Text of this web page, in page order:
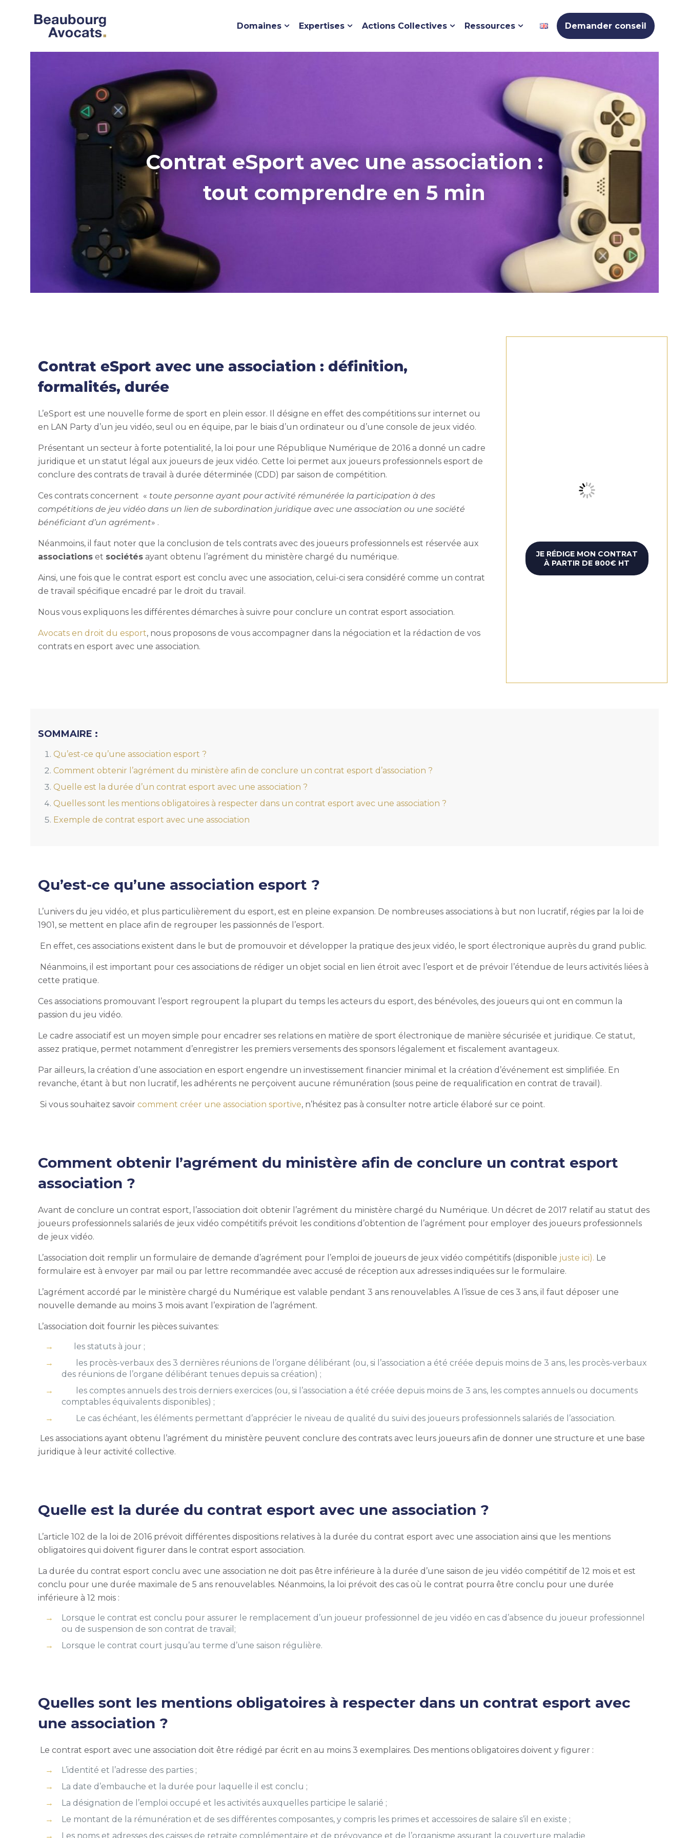
Domaines Expertises Actions Collectives Ressources Demander conseil
Contrat eSport avec une association :
tout comprendre en 5 min
Contrat eSport avec une association : définition,
formalités, durée
L’eSport est une nouvelle forme de sport en plein essor. Il désigne en effet des compétitions sur internet ou
en LAN Party d’un jeu vidéo, seul ou en équipe, par le biais d’un ordinateur ou d’une console de jeux vidéo.
Présentant un secteur à forte potentialité, la loi pour une République Numérique de 2016 a donné un cadre
juridique et un statut légal aux joueurs de jeux vidéo. Cette loi permet aux joueurs professionnels esport de
conclure des contrats de travail à durée déterminée (CDD) par saison de compétition.
Ces contrats concernent « toute personne ayant pour activité rémunérée la participation à des
compétitions de jeu vidéo dans un lien de subordination juridique avec une association ou une société
bénéficiant d’un agrément» .
Néanmoins, il faut noter que la conclusion de tels contrats avec des joueurs professionnels est réservée aux
associations et sociétés ayant obtenu l’agrément du ministère chargé du numérique.
Ainsi, une fois que le contrat esport est conclu avec une association, celui-ci sera considéré comme un contrat
de travail spécifique encadré par le droit du travail.
Nous vous expliquons les différentes démarches à suivre pour conclure un contrat esport association.
Avocats en droit du esport, nous proposons de vous accompagner dans la négociation et la rédaction de vos
contrats en esport avec une association.
JE RÉDIGE MON CONTRAT
À PARTIR DE 800€ HT
SOMMAIRE :
Qu’est-ce qu’une association esport ?
Comment obtenir l’agrément du ministère afin de conclure un contrat esport d’association ?
Quelle est la durée d’un contrat esport avec une association ?
Quelles sont les mentions obligatoires à respecter dans un contrat esport avec une association ?
Exemple de contrat esport avec une association
Qu’est-ce qu’une association esport ?
L’univers du jeu vidéo, et plus particulièrement du esport, est en pleine expansion. De nombreuses associations à but non lucratif, régies par la loi de
1901, se mettent en place afin de regrouper les passionnés de l’esport.
En effet, ces associations existent dans le but de promouvoir et développer la pratique des jeux vidéo, le sport électronique auprès du grand public.
Néanmoins, il est important pour ces associations de rédiger un objet social en lien étroit avec l’esport et de prévoir l’étendue de leurs activités liées à
cette pratique.
Ces associations promouvant l’esport regroupent la plupart du temps les acteurs du esport, des bénévoles, des joueurs qui ont en commun la
passion du jeu vidéo.
Le cadre associatif est un moyen simple pour encadrer ses relations en matière de sport électronique de manière sécurisée et juridique. Ce statut,
assez pratique, permet notamment d’enregistrer les premiers versements des sponsors légalement et fiscalement avantageux.
Par ailleurs, la création d’une association en esport engendre un investissement financier minimal et la création d’événement est simplifiée. En
revanche, étant à but non lucratif, les adhérents ne perçoivent aucune rémunération (sous peine de requalification en contrat de travail).
Si vous souhaitez savoircomment créer une association sportive, n’hésitez pas à consulter notre article élaboré sur ce point.
Comment obtenir l’agrément du ministère afin de conclure un contrat esport
association ?
Avant de conclure un contrat esport, l’association doit obtenir l’agrément du ministère chargé du Numérique. Un décret de 2017 relatif au statut des
joueurs professionnels salariés de jeux vidéo compétitifs prévoit les conditions d’obtention de l’agrément pour employer des joueurs professionnels
de jeux vidéo.
L’association doit remplir un formulaire de demande d’agrément pour l’emploi de joueurs de jeux vidéo compétitifs (disponible juste ici). Le
formulaire est à envoyer par mail ou par lettre recommandée avec accusé de réception aux adresses indiquées sur le formulaire.
L’agrément accordé par le ministère chargé du Numérique est valable pendant3 ans renouvelables. A l’issue de ces 3 ans, il faut déposer une
nouvelle demande au moins 3 mois avant l’expiration de l’agrément.
L’association doit fournir les pièces suivantes:
les statuts à jour ;
les procès-verbaux des 3 dernières réunions de l’organe délibérant (ou, si l’association a été créée depuis moins de 3 ans, les procès-verbaux
des réunions de l’organe délibérant tenues depuis sa création) ;
les comptes annuels des trois derniers exercices (ou, si l’association a été créée depuis moins de 3 ans, les comptes annuels ou documents
comptables équivalents disponibles) ;
Le cas échéant, les éléments permettant d’apprécier le niveau de qualité du suivi des joueurs professionnels salariés de l’association.
Les associations ayant obtenu l’agrément du ministère peuvent conclure des contrats avec leurs joueurs afin de donner une structure et une base
juridique à leur activité collective.
Quelle est la durée du contrat esport avec une association ?
L’article 102 de la loi de 2016 prévoit différentes dispositions relatives à la durée du contrat esport avec une association ainsi que les mentions
obligatoires qui doivent figurer dans le contrat esport association.
La durée du contrat esport conclu avec une association ne doit pas être inférieure à la durée d’une saison de jeu vidéo compétitif de 12 mois et est
conclu pour une durée maximale de 5 ans renouvelables. Néanmoins, la loi prévoit des cas où le contrat pourra être conclu pour une durée
inférieure à 12 mois :
Lorsque le contrat est conclu pour assurer le remplacement d’un joueur professionnel de jeu vidéo en cas d’absence du joueur professionnel
ou de suspension de son contrat de travail;
Lorsque le contrat court jusqu’au terme d’une saison régulière.
Quelles sont les mentions obligatoires à respecter dans un contrat esport avec
une association ?
Le contrat esport avec une association doit être rédigé par écrit en au moins 3 exemplaires. Des mentions obligatoires doivent y figurer :
L’identité et l’adresse des parties ;
La date d’embauche et la durée pour laquelle il est conclu ;
La désignation de l’emploi occupé et les activités auxquelles participe le salarié ;
Le montant de la rémunération et de ses différentes composantes, y compris les primes et accessoires de salaire s’il en existe ;
Les noms et adresses des caisses de retraite complémentaire et de prévoyance et de l’organisme assurant la couverture maladie